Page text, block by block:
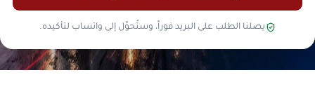
يصلنا الطلب على البريد فوراً، وستُحوَّل إلى واتساب لتأكيده.